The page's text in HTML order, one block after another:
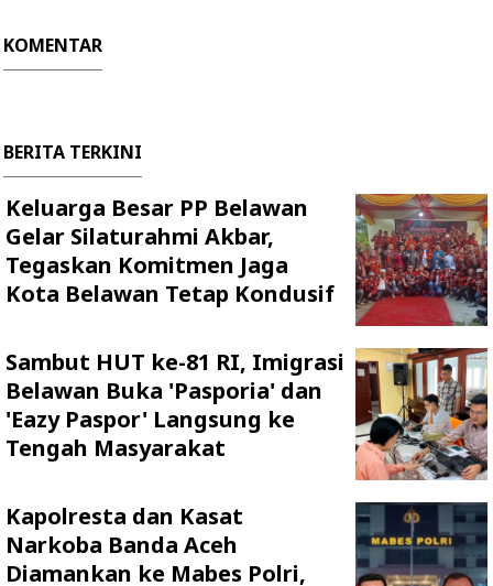
KOMENTAR
BERITA TERKINI
Keluarga Besar PP Belawan
Gelar Silaturahmi Akbar,
Tegaskan Komitmen Jaga
Kota Belawan Tetap Kondusif
Sambut HUT ke-81 RI, Imigrasi
Belawan Buka 'Pasporia' dan
'Eazy Paspor' Langsung ke
Tengah Masyarakat
Kapolresta dan Kasat
Narkoba Banda Aceh
Diamankan ke Mabes Polri,